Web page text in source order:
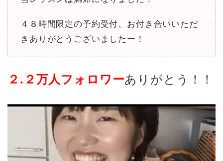
４８時間限定の予約受付、お付き合いいただ
きありがとうございましたー！
２.２万人フォロワーありがとう！！